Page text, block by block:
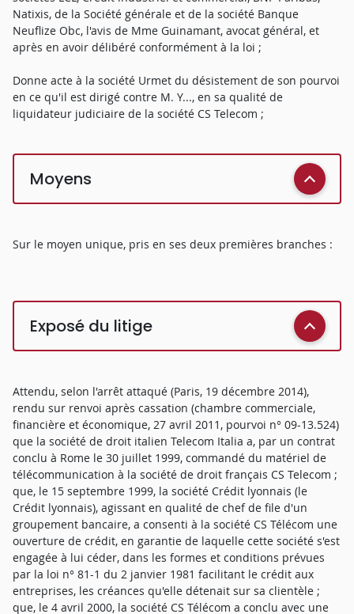
Natixis, de la Société générale et de la société Banque
Neuflize Obc, l'avis de Mme Guinamant, avocat général, et
après en avoir délibéré conformément à la loi ;
Donne acte à la société Urmet du désistement de son pourvoi
en ce qu'il est dirigé contre M. Y..., en sa qualité de
liquidateur judiciaire de la société CS Telecom ;
Moyens
Sur le moyen unique, pris en ses deux premières branches :
Exposé du litige
Attendu, selon l'arrêt attaqué (Paris, 19 décembre 2014),
rendu sur renvoi après cassation (chambre commerciale,
financière et économique, 27 avril 2011, pourvoi n° 09-13.524)
que la société de droit italien Telecom Italia a, par un contrat
conclu à Rome le 30 juillet 1999, commandé du matériel de
télécommunication à la société de droit français CS Telecom ;
que, le 15 septembre 1999, la société Crédit lyonnais (le
Crédit lyonnais), agissant en qualité de chef de file d'un
groupement bancaire, a consenti à la société CS Télécom une
ouverture de crédit, en garantie de laquelle cette société s'est
engagée à lui céder, dans les formes et conditions prévues
par la loi n° 81-1 du 2 janvier 1981 facilitant le crédit aux
entreprises, les créances qu'elle détenait sur sa clientèle ;
que, le 4 avril 2000, la société CS Télécom a conclu avec une